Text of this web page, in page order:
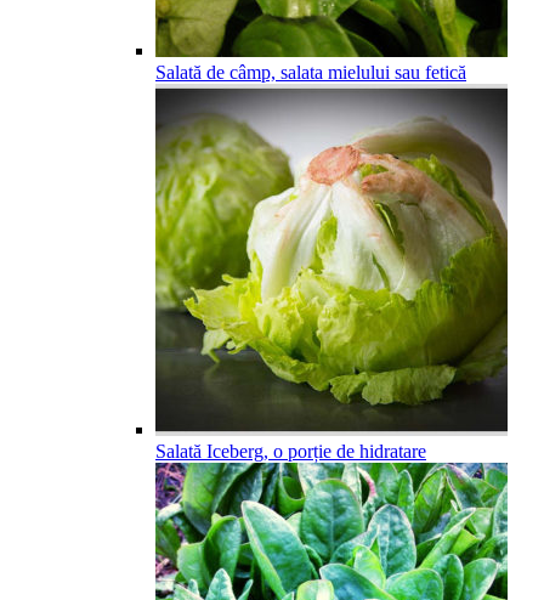
Salată de câmp, salata mielului sau fetică
Salată Iceberg, o porție de hidratare